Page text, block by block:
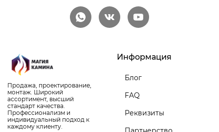
Продажа, проектирование,
монтаж. Широкий
ассортимент, высший
стандарт качества.
Профессионализм и
индивидуальный подход к
каждому клиенту.
Информация
Блог
FAQ
Реквизиты